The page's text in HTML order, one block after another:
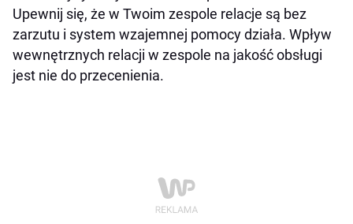
Upewnij się, że w Twoim zespole relacje są bez
zarzutu i system wzajemnej pomocy działa. Wpływ
wewnętrznych relacji w zespole na jakość obsługi
jest nie do przecenienia.